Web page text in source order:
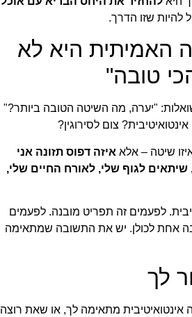
להיות שזו הדרך.
האמיתית היא לא
טובה"
"יערה, מה השיטה הטובה ביותר?"
צום לסירוגין?
שיטה – אלא איזה דפוס תזונה אני
שיתאים לגוף שלי, לאורח החיים שלי,
לפעמים זה תפריט מובנה. לפעמים
אחת לכולן. יש את התשובה שמתאימה
לך
מתאימה לך, או שאת רוצה